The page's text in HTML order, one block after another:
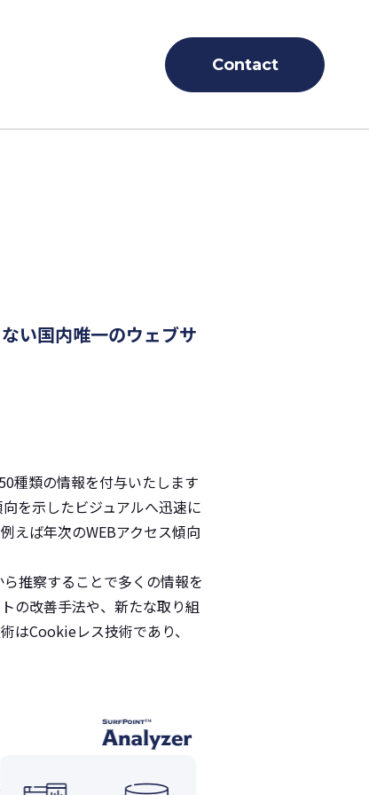
Contact
い国内唯一のウェブサ
種類の情報を付与いたします
を示したビジュアルへ迅速に
えば年次のWEBアクセス傾向
推察することで多くの情報を
の改善手法や、新たな取り組
はCookieレス技術であり、